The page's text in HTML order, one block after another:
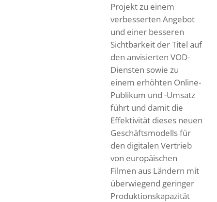
Projekt zu einem
verbesserten Angebot
und einer besseren
Sichtbarkeit der Titel auf
den anvisierten VOD-
Diensten sowie zu
einem erhöhten Online-
Publikum und -Umsatz
führt und damit die
Effektivität dieses neuen
Geschäftsmodells für
den digitalen Vertrieb
von europäischen
Filmen aus Ländern mit
überwiegend geringer
Produktionskapazität